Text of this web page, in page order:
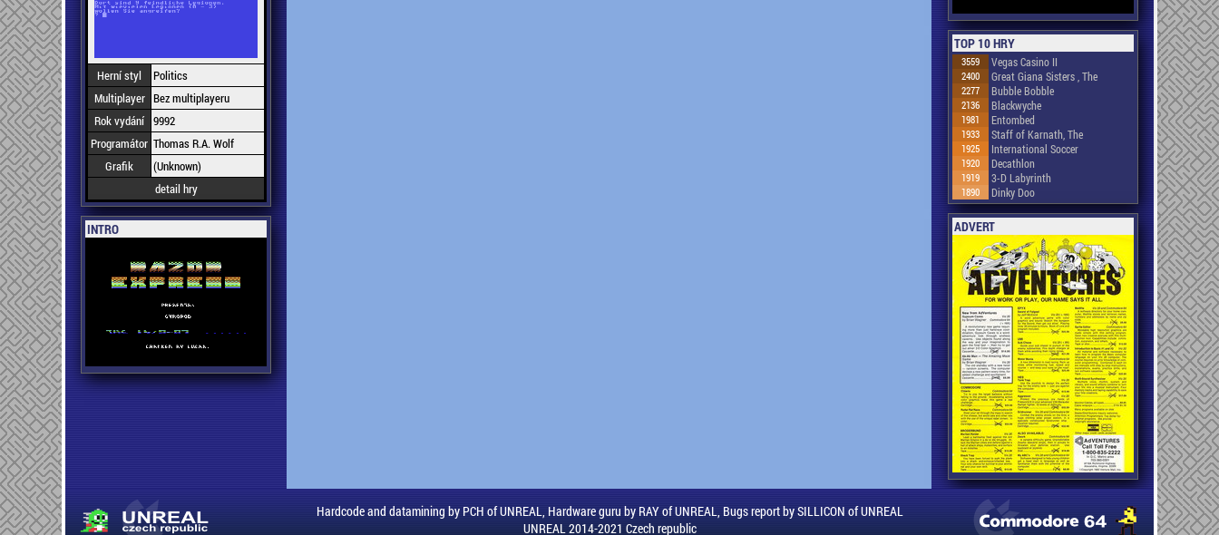
Herní styl
Politics
Multiplayer Bez multiplayeru
Rok vydání 9992
Programátor Thomas R.A. Wolf
Grafik
(Unknown)
detail hry
INTRO
TOP 10 HRY
3559 Vegas Casino II
2400 Great Giana Sisters , The
2277 Bubble Bobble
2136 Blackwyche
1981 Entombed
1933 Staff of Karnath, The
1925 International Soccer
1920 Decathlon
1919 3-D Labyrinth
1890 Dinky Doo
ADVERT
Hardcode and datamining by PCH of UNREAL, Hardware guru by RAY of UNREAL, Bugs report by SILLICON of UNREAL
UNREAL 2014-2021 Czech republic